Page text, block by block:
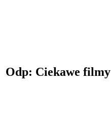
Odp: Ciekawe filmy